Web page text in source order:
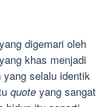
digemari oleh
khas menjadi
selalu identik
quote yang sangat